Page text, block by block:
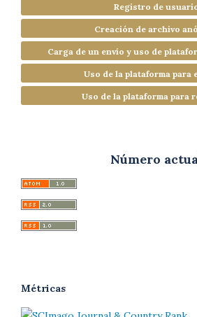
Registro de
Creación de archivo
Carga de un envío y uso de
Uso de la plataforma para
Uso de la plataforma para
Número
Métricas